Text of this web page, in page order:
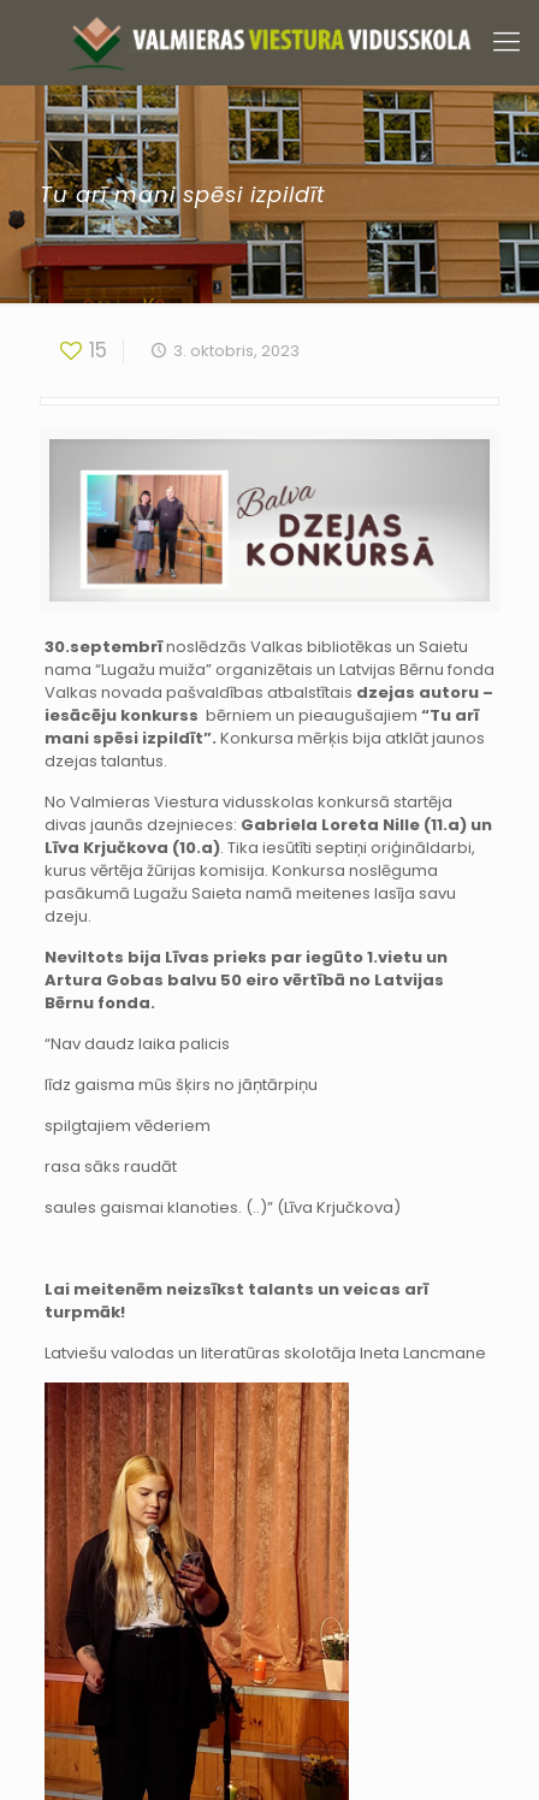
Tu arī mani spēsi izpildīt
15 3. oktobris, 2023
30.septembrīnoslēdzās Valkas bibliotēkas un Saietu
nama “Lugažu muiža” organizētais un Latvijas Bērnu fonda
Valkas novada pašvaldības atbalstītais dzejas autoru –
iesācēju konkurss bērniem un pieaugušajiem “Tu arī
mani spēsi izpildīt”. Konkursa mērķis bija atklāt jaunos
dzejas talantus.
No Valmieras Viestura vidusskolas konkursā startēja
divas jaunās dzejnieces: Gabriela Loreta Nille (11.a) un
Līva Krjučkova (10.a). Tika iesūtīti septiņi oriģināldarbi,
kurus vērtēja žūrijas komisija. Konkursa noslēguma
pasākumā Lugažu Saieta namā meitenes lasīja savu
dzeju.
Neviltots bija Līvas prieks par iegūto 1.vietu un
Artura Gobas balvu 50 eiro vērtībā no Latvijas
Bērnu fonda.
“Nav daudz laika palicis
līdz gaisma mūs šķirs no jāņtārpiņu
spilgtajiem vēderiem
rasa sāks raudāt
saules gaismai klanoties. (..)” (Līva Krjučkova)
Lai meitenēm neizsīkst talants un veicas arī
turpmāk!
Latviešu valodas un literatūras skolotāja Ineta Lancmane